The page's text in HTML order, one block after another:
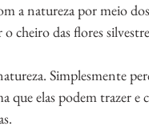
a natureza por meio
cheiro das flores
Simplesmente
que elas podem trazer